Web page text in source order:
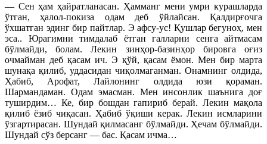
— Сен ҳам ҳайратланасан. Ҳамманг мени умри курашларда
ўтган, ҳалол-покиза одам деб ўйлайсан. Қалдирғочга
ўхшатган эдинг бир пайтлар. Э афсу-ус! Қушлар бегуноҳ, мен
эса.. Юрагимни тимдалаб ётган галларни сенга айтмасам
бўлмайди, болам. Лекин зинҳор-базинҳор бировга оғиз
очмайман деб қасам ич. Э қўй, қасам ёмон. Мен бир марта
шунақа қилиб, уддасидан чиқолмаганман. Онамнинг олдида,
Ҳабиб, Арофат, Лайлонинг олдида юзи қораман.
Шармандаман. Одам эмасман. Мен инсонлик шаънига доғ
туширдим… Ке, бир бошдан гапириб берай. Лекин мақола
қилиб ёзиб чиқасан. Ҳабиб ўқиши керак. Лекин исмларини
ўзгартирасан. Шундай қилмасанг бўлмайди. Ҳечам бўлмайди.
Шундай сўз берсанг — бас. Қасам ичма…